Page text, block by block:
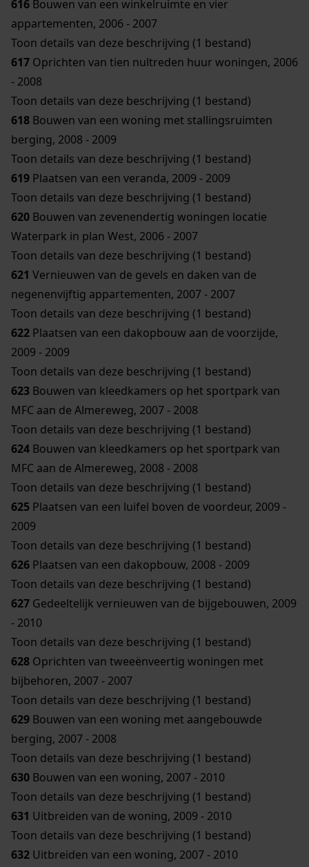
616 Bouwen van een winkelruimte en vier
appartementen, 2006 - 2007
Toon details van deze beschrijving (1 bestand)
617 Oprichten van tien nultreden huur woningen, 2006
- 2008
Toon details van deze beschrijving (1 bestand)
618 Bouwen van een woning met stallingsruimten
berging, 2008 - 2009
Toon details van deze beschrijving (1 bestand)
619 Plaatsen van een veranda, 2009 - 2009
Toon details van deze beschrijving (1 bestand)
620 Bouwen van zevenendertig woningen locatie
Waterpark in plan West, 2006 - 2007
Toon details van deze beschrijving (1 bestand)
621 Vernieuwen van de gevels en daken van de
negenenvijftig appartementen, 2007 - 2007
Toon details van deze beschrijving (1 bestand)
622 Plaatsen van een dakopbouw aan de voorzijde,
2009 - 2009
Toon details van deze beschrijving (1 bestand)
623 Bouwen van kleedkamers op het sportpark van
MFC aan de Almereweg, 2007 - 2008
Toon details van deze beschrijving (1 bestand)
624 Bouwen van kleedkamers op het sportpark van
MFC aan de Almereweg, 2008 - 2008
Toon details van deze beschrijving (1 bestand)
625 Plaatsen van een luifel boven de voordeur, 2009 -
2009
Toon details van deze beschrijving (1 bestand)
626 Plaatsen van een dakopbouw, 2008 - 2009
Toon details van deze beschrijving (1 bestand)
627 Gedeeltelijk vernieuwen van de bijgebouwen, 2009
- 2010
Toon details van deze beschrijving (1 bestand)
628 Oprichten van tweeënveertig woningen met
bijbehoren, 2007 - 2007
Toon details van deze beschrijving (1 bestand)
629 Bouwen van een woning met aangebouwde
berging, 2007 - 2008
Toon details van deze beschrijving (1 bestand)
630 Bouwen van een woning, 2007 - 2010
Toon details van deze beschrijving (1 bestand)
631 Uitbreiden van de woning, 2009 - 2010
Toon details van deze beschrijving (1 bestand)
632 Uitbreiden van een woning, 2007 - 2010